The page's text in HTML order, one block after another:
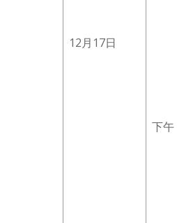
12月17日
下午